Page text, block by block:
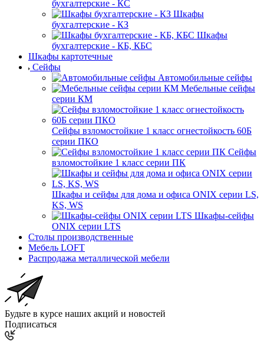
бухгалтерские - КС
Шкафы
бухгалтерские - КЗ
Шкафы
бухгалтерские - КБ, КБС
Шкафы картотечные
Сейфы
Автомобильные сейфы
Мебельные сейфы
серии КМ
Сейфы взломостойкие 1 класс огнестойкость 60Б
серии ПКО
Сейфы
взломостойкие 1 класс серии ПК
Шкафы и сейфы для дома и офиса ONIX серии LS,
KS, WS
Шкафы-сейфы
ONIX серии LTS
Столы производственные
Мебель LOFT
Распродажа металлической мебели
Будьте в курсе наших акций и новостей
Подписаться